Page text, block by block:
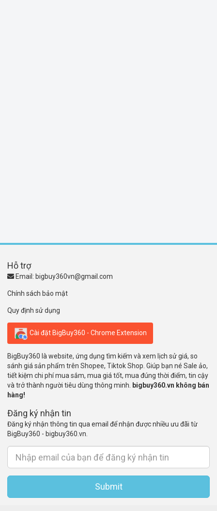
Hỗ trợ
Email: bigbuy360vn@gmail.com
Chính sách bảo mật
Quy định sử dụng
Cài đặt BigBuy360 - Chrome Extension
BigBuy360 là website, ứng dụng tìm kiếm và xem lịch sử giá, so
sánh giá sản phẩm trên Shopee, Tiktok Shop. Giúp bạn né Sale ảo,
tiết kiệm chi phí mua sắm, mua giá tốt, mua đúng thời điểm, tin cậy
và trở thành người tiêu dùng thông minh.
bigbuy360.vn không bán
hàng!
Đăng ký nhận tin
Đăng ký nhận thông tin qua email để nhận được nhiều ưu đãi từ
BigBuy360 - bigbuy360.vn.
Submit